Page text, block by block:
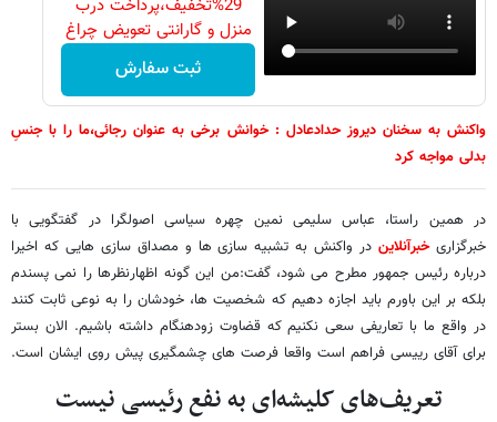
29%تخفیف،پرداخت درب
منزل و گارانتی تعویض چراغ
ثبت سفارش
واکنش به سخنان دیروز حدادعادل : خوانش برخی به عنوان رجائی،ما را با جنسِ
بدلی مواجه کرد
در همین راستا، عباس سلیمی نمین چهره سیاسی اصولگرا در گفتگویی با
خبرگزاریخبرآنلایندر واکنش به تشبیه سازی ها و مصداق سازی هایی که اخیرا
درباره رئیس جمهور مطرح می شود، گفت:من این گونه اظهارنظرها را نمی پسندم
بلکه بر این باورم باید اجازه دهیم که شخصیت ها، خودشان را به نوعی ثابت کنند
در واقع ما با تعاریفی سعی نکنیم که قضاوت زودهنگام داشته باشیم. الان بستر
برای آقای رییسی فراهم است واقعا فرصت های چشمگیری پیش روی ایشان است.
تعریف‌های کلیشه‌ای به نفع رئیسی نیست